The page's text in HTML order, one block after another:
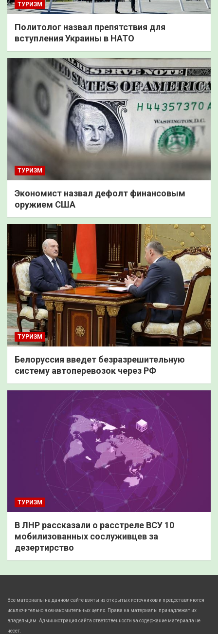
ТУРИЗМ
Политолог назвал препятствия для
вступления Украины в НАТО
ТУРИЗМ
Экономист назвал дефолт финансовым
оружием США
ТУРИЗМ
Белоруссия введет безразрешительную
систему автоперевозок через РФ
ТУРИЗМ
В ЛНР рассказали о расстреле ВСУ 10
мобилизованных сослуживцев за
дезертирство
Все материалы на данном сайте взяты из открытых источников и предоставляются
исключительно в ознакомительных целях. Права на материалы принадлежат их
владельцам. Администрация сайта ответственности за содержание материала не
несет.